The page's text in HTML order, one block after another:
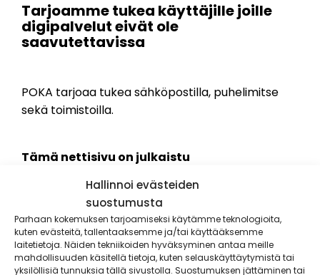
Hallinnoi evästeiden
suostumusta
Parhaan kokemuksen tarjoamiseksi käytämme teknologioita,
kuten evästeitä, tallentaaksemme ja/tai käyttääksemme
laitetietoja. Näiden tekniikoiden hyväksyminen antaa meille
mahdollisuuden käsitellä tietoja, kuten selauskäyttäytymistä tai
yksilöllisiä tunnuksia tällä sivustolla. Suostumuksen jättäminen tai
Tarjoamme tukea käyttäjille joille
digipalvelut eivät ole
saavutettavissa
POKA tarjoaa tukea sähköpostilla, puhelimitse
sekä toimistoilla.
Tämä nettisivu on julkaistu
IN ENGLISH